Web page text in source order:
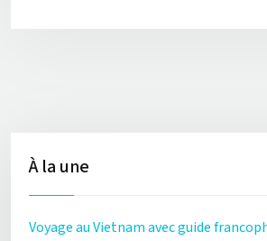
À la une
Voyage au Vietnam avec guide